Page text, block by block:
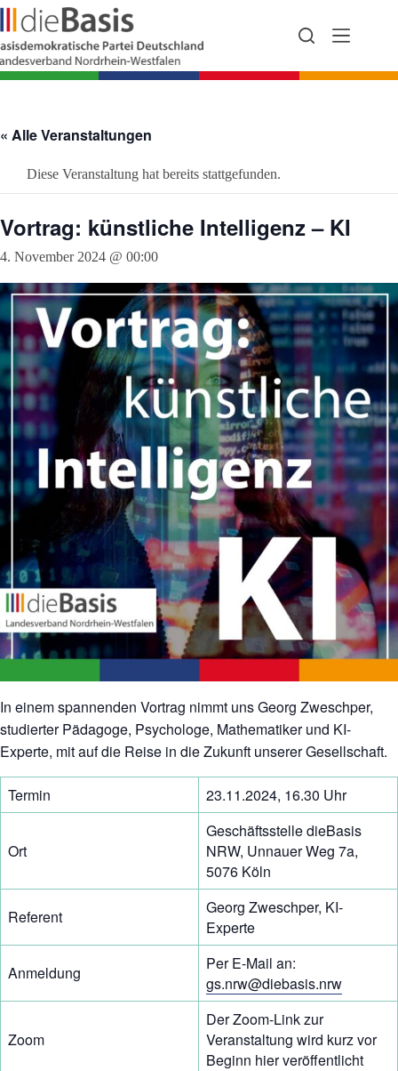
Zum
Inhalt
springen
« Alle Veranstaltungen
Diese Veranstaltung hat bereits stattgefunden.
Vortrag: künstliche Intelligenz – KI
4. November 2024 @ 00:00
In einem spannenden Vortrag nimmt uns Georg Zweschper,
studierter Pädagoge, Psychologe, Mathematiker und KI-
Experte, mit auf die Reise in die Zukunft unserer Gesellschaft.
Termin 23.11.2024, 16.30 Uhr
Ort
Geschäftsstelle dieBasis
NRW, Unnauer Weg 7a,
5076 Köln
Referent
Georg Zweschper, KI-
Experte
Anmeldung
Per E-Mail an:
gs.nrw@diebasis.nrw
Zoom
Der Zoom-Link zur
Veranstaltung wird kurz vor
Beginn hier veröffentlicht